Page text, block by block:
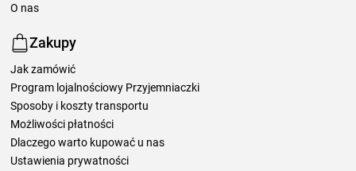
O nas
Zakupy
Jak zamówić
Program lojalnościowy Przyjemniaczki
Sposoby i koszty transportu
Możliwości płatności
Dlaczego warto kupować u nas
Ustawienia prywatności